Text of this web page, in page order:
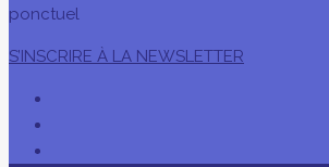
ponctuel
S’INSCRIRE À LA NEWSLETTER